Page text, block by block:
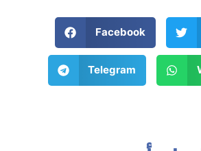
Facebook
Telegram